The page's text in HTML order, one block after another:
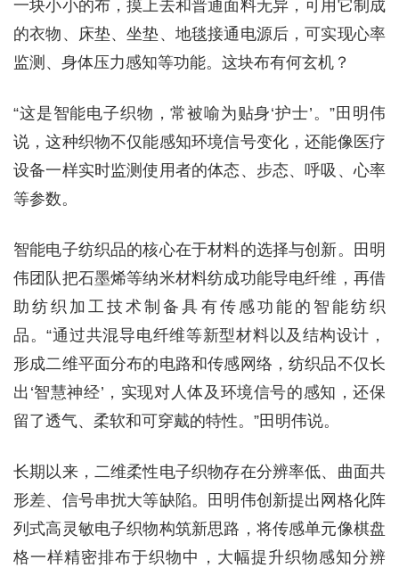
一块小小的布，摸上去和普通面料无异，可用它制成
的衣物、床垫、坐垫、地毯接通电源后，可实现心率
监测、身体压力感知等功能。这块布有何玄机？
“这是智能电子织物，常被喻为贴身‘护士’。”田明伟
说，这种织物不仅能感知环境信号变化，还能像医疗
设备一样实时监测使用者的体态、步态、呼吸、心率
等参数。
智能电子纺织品的核心在于材料的选择与创新。田明
伟团队把石墨烯等纳米材料纺成功能导电纤维，再借
助纺织加工技术制备具有传感功能的智能纺织
品。“通过共混导电纤维等新型材料以及结构设计，
形成二维平面分布的电路和传感网络，纺织品不仅长
出‘智慧神经’，实现对人体及环境信号的感知，还保
留了透气、柔软和可穿戴的特性。”田明伟说。
长期以来，二维柔性电子织物存在分辨率低、曲面共
形差、信号串扰大等缺陷。田明伟创新提出网格化阵
列式高灵敏电子织物构筑新思路，将传感单元像棋盘
格一样精密排布于织物中，大幅提升织物感知分辨